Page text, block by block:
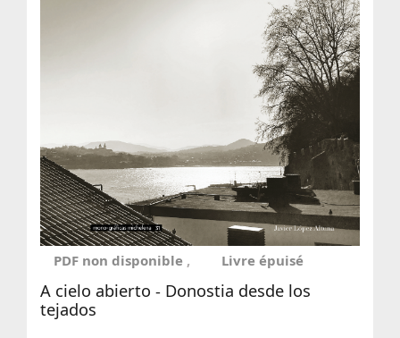
PDF non disponible Livre épuisé
A cielo abierto - Donostia desde los
tejados